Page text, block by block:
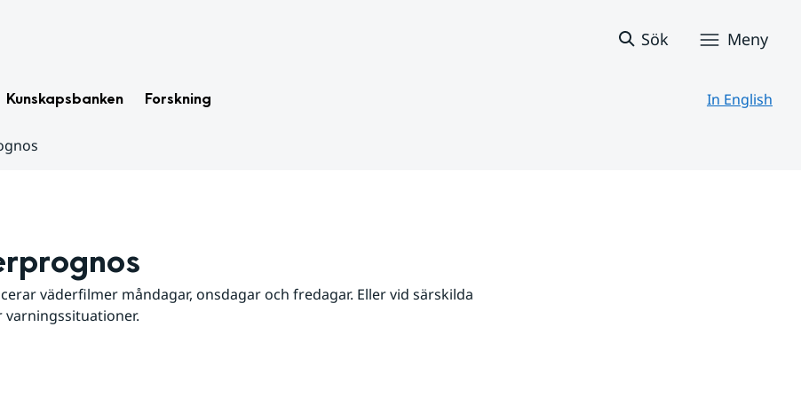
Sök Meny
Kunskapsbanken Forskning In English
väderfilmer måndagar, onsdagar och fredagar. Eller vid särskilda
varningssituationer.